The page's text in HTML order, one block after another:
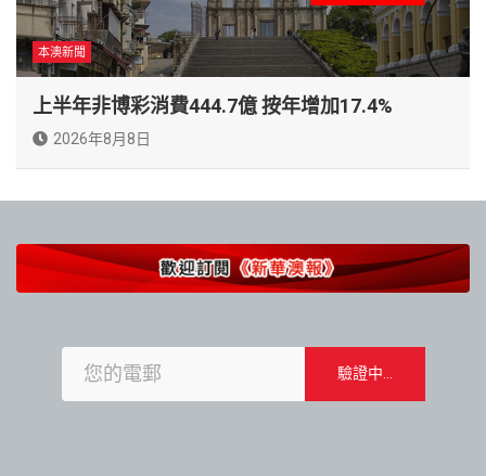
本澳新聞
上半年非博彩消費444.7億 按年增加17.4%
2026年8月8日